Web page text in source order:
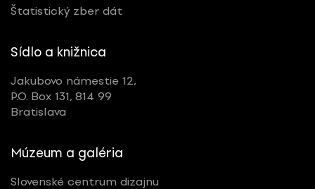
Štatistický zber dát
Sídlo a knižnica
Jakubovo námestie 12,
P.O. Box 131, 814 99
Bratislava
Múzeum a galéria
Slovenské centrum dizajnu